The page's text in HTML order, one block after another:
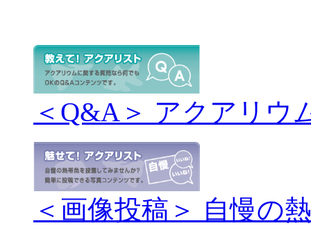
＜Q&A＞ アクアリウ
＜画像投稿＞ 自慢の